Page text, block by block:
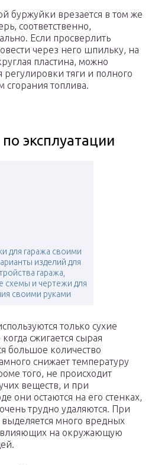
буржуйки врезается в том же
соответственно,
Если просверлить
через него шпильку, на
пластина, можно
регулировки тяги и полного
сгорания топлива.
эксплуатации
для гаража своими
изделий для
гаража,
схемы и чертежи для
своими руками
только сухие
сжигается сырая
большое количество
снижает температуру
того, не происходит
веществ, и при
они остаются на его стенках,
трудно удаляются. При
много вредных
влияющих на окружающую